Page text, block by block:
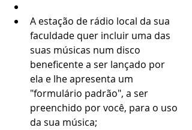
A estação de rádio local da sua
faculdade quer incluir uma das
suas músicas num disco
beneficente a ser lançado por
ela e lhe apresenta um
"formulário padrão", a ser
preenchido por você, para o uso
da sua música;